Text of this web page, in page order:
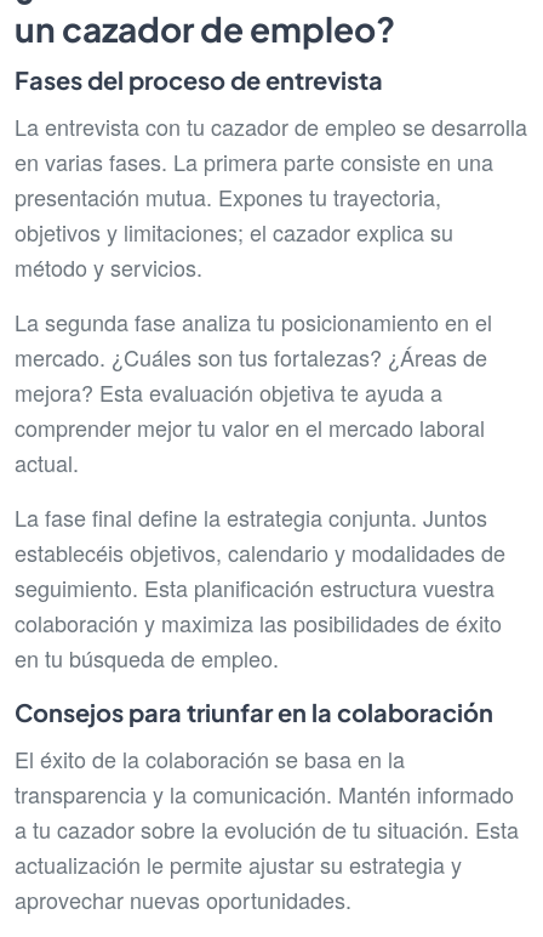
un cazador de empleo?
Fases del proceso de entrevista
La entrevista con tu cazador de empleo se desarrolla
en varias fases. La primera parte consiste en una
presentación mutua. Expones tu trayectoria,
objetivos y limitaciones; el cazador explica su
método y servicios.
La segunda fase analiza tu posicionamiento en el
mercado. ¿Cuáles son tus fortalezas? ¿Áreas de
mejora? Esta evaluación objetiva te ayuda a
comprender mejor tu valor en el mercado laboral
actual.
La fase final define la estrategia conjunta. Juntos
establecéis objetivos, calendario y modalidades de
seguimiento. Esta planificación estructura vuestra
colaboración y maximiza las posibilidades de éxito
en tu búsqueda de empleo.
Consejos para triunfar en la colaboración
El éxito de la colaboración se basa en la
transparencia y la comunicación. Mantén informado
a tu cazador sobre la evolución de tu situación. Esta
actualización le permite ajustar su estrategia y
aprovechar nuevas oportunidades.